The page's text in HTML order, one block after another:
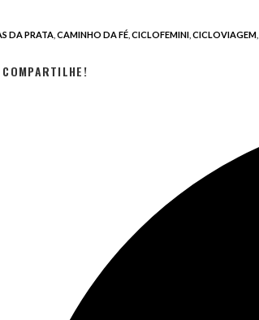
DA PRATA CAMINHO DA FÉ CICLOFEMINI CICLOVIAGEM
COMPARTILHE!